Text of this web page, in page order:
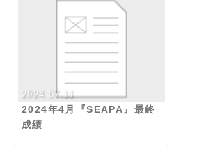
2024.07.11
2024年4月『SEAPA』最終
成績